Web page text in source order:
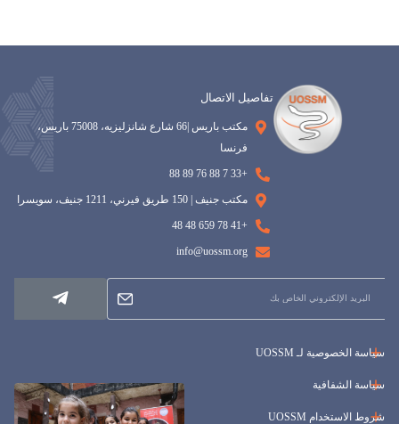
تفاصيل الاتصال
مكتب باريس |66 شارع شانزليزيه، 75008 باريس،
فرنسا
+33 7 88 76 89 88
مكتب جنيف | 150 طريق فيرني، 1211 جنيف، سويسرا
+41 78 659 48 48
info@uossm.org
سياسة الخصوصية لـ UOSSM
سياسة الشفافية
شروط الاستخدام UOSSM